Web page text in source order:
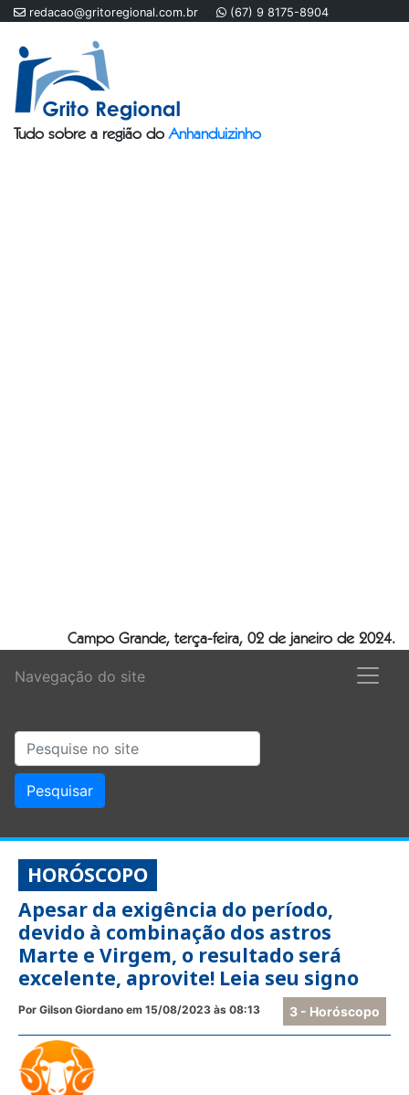
redacao@gritoregional.com.br (67) 9 8175-8904
Tudo sobre a região doAnhanduizinho
Campo Grande, terça-feira, 02 de janeiro de 2024.
Navegação do site
HORÓSCOPO
Apesar da exigência do período,
devido à combinação dos astros
Marte e Virgem, o resultado será
excelente, aprovite! Leia seu signo
3 - Horóscopo
Por Gilson Giordano em 15/08/2023 às 08:13